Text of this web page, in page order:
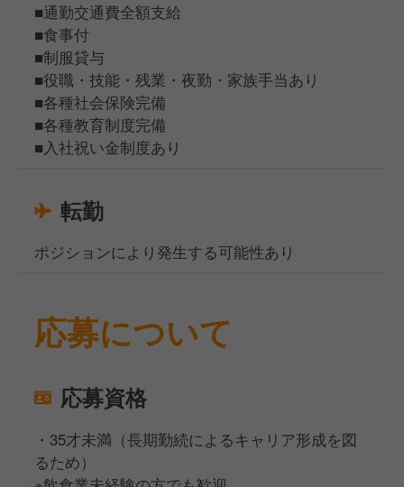
■通勤交通費全額支給
■食事付
■制服貸与
■役職・技能・残業・夜勤・家族手当あり
■各種社会保険完備
■各種教育制度完備
■入社祝い金制度あり
転勤
ポジションにより発生する可能性あり
応募について
応募資格
・35才未満（長期勤続によるキャリア形成を図
るため）